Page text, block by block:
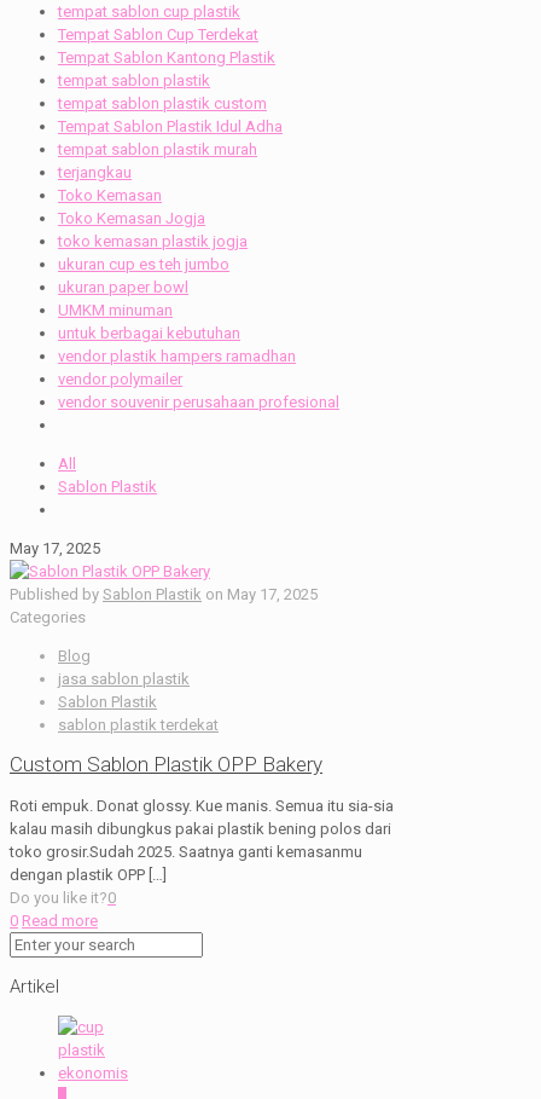
tempat sablon cup plastik
Tempat Sablon Cup Terdekat
Tempat Sablon Kantong Plastik
tempat sablon plastik
tempat sablon plastik custom
Tempat Sablon Plastik Idul Adha
tempat sablon plastik murah
terjangkau
Toko Kemasan
Toko Kemasan Jogja
toko kemasan plastik jogja
ukuran cup es teh jumbo
ukuran paper bowl
UMKM minuman
untuk berbagai kebutuhan
vendor plastik hampers ramadhan
vendor polymailer
vendor souvenir perusahaan profesional
All
Sablon Plastik
May 17, 2025
Published by Sablon Plastik on May 17, 2025
Categories
Blog
jasa sablon plastik
Sablon Plastik
sablon plastik terdekat
Custom Sablon Plastik OPP Bakery
Roti empuk. Donat glossy. Kue manis. Semua itu sia-sia
kalau masih dibungkus pakai plastik bening polos dari
toko grosir.Sudah 2025. Saatnya ganti kemasanmu
dengan plastik OPP […]
Do you like it?0
0 Read more
Artikel